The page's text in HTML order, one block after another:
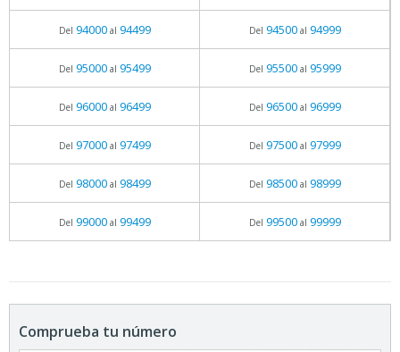
Del 94000al 94499 Del 94500al 94999
Del 95000al 95499 Del 95500al 95999
Del 96000al 96499 Del 96500al 96999
Del 97000al 97499 Del 97500al 97999
Del 98000al 98499 Del 98500al 98999
Del 99000al 99499 Del 99500al 99999
Comprueba tu número